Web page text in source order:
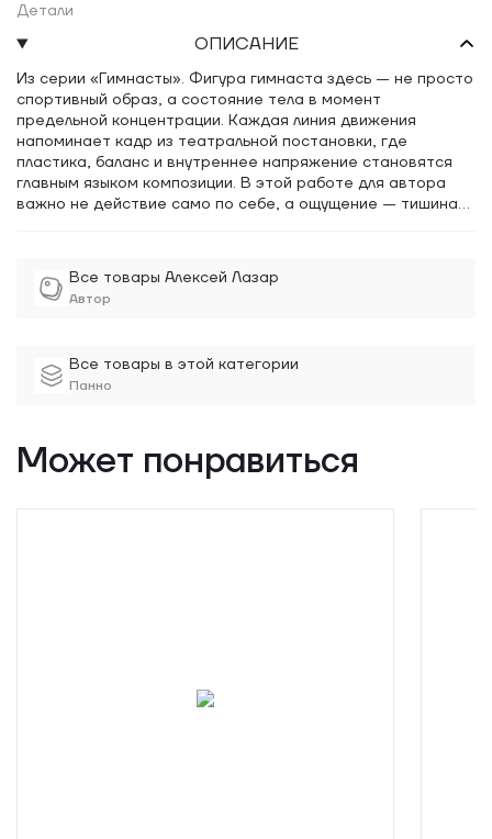
Все товары Алексей Лазар
Автор
Все товары в этой категории
Панно
Детали
ОПИСАНИЕ
Из серии «Гимнасты». Фигура гимнаста здесь — не просто
спортивный образ, а состояние тела в момент
предельной концентрации. Каждая линия движения
напоминает кадр из театральной постановки, где
пластика, баланс и внутреннее напряжение становятся
главным языком композиции. В этой работе для автора
важно не действие само по себе, а ощущение — тишина
превращается в искусство. Эта работа — размышление о
том, как движение может стать архитектурой, а тело —
пространством выразительности и внутренней
Может понравиться